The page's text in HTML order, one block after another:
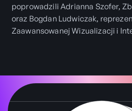
poprowadzili Adrianna Szofer,
oraz Bogdan Ludwiczak,
Zaawansowanej Wizualizacji i